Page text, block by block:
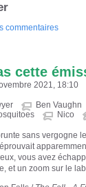
commentaires
cette
2021, 18:10
Ben Vaughn
Nico
sans vergogne
vous avez
et un zoom sur le